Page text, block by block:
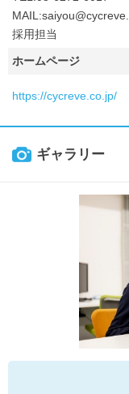
採用担当
ホームページ
https://cycreve.co.jp/
ギャラリー